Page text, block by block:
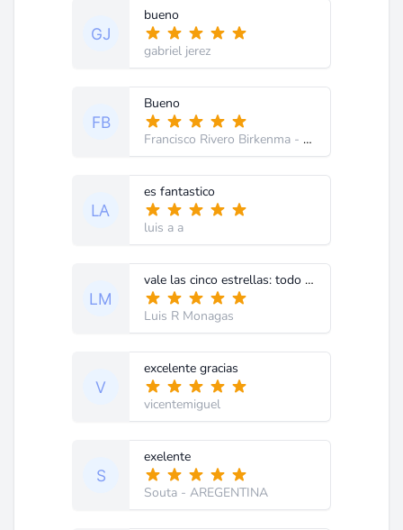
bueno
gabriel jerez
Bueno
Francisco Rivero Birkenma - Venezuela
es fantastico
luis a a
vale las cinco estrellas: todo lo del club es asi
Luis R Monagas
excelente gracias
vicentemiguel
exelente
Souta - AREGENTINA